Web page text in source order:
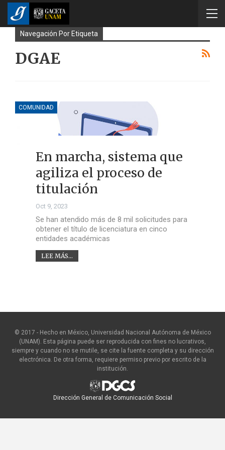
Navegación Por Etiqueta
DGAE
COMUNIDAD
En marcha, sistema que
agiliza el proceso de
titulación
Oct 9, 2023
Se han atendido más de 8 mil solicitudes para
obtener el título de licenciatura en cinco
entidades académicas
LEE MÁS...
© 2017 - Hecho en México, Universidad Nacional Autónoma de México
(UNAM). Esta página puede ser reproducida con fines no lucrativos,
siempre y cuando no se mutile, se cite la fuente completa y su dirección
electrónica. De otra forma, requiere permiso previo por escrito de la
institución.
Dirección General de Comunicación Social